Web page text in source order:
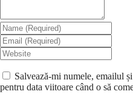
Salvează-mi numele, emailul
pentru data viitoare când o să